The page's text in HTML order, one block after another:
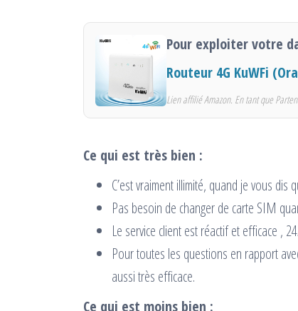
Pour exploiter votre
Routeur 4G KuWFi
Lien affilié Amazon. En tant que
Ce qui est très bien :
C’est vraiment illimité, quand je vous dis
Pas besoin de changer de carte SIM
Le service client est réactif et efficace ,
Pour toutes les questions en rapport
aussi très efficace.
Ce qui est moins bien :